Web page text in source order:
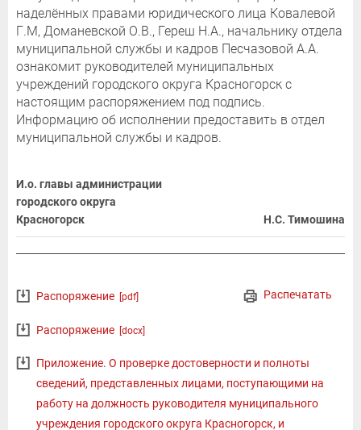
наделённых правами юридического лица Ковалевой
Г.М, Доманевской О.В., Гереш Н.А., начальнику отдела
муниципальной службы и кадров Песчазовой А.А.
ознакомит руководителей муниципальных
учреждений городского округа Красногорск с
настоящим распоряжением под подпись.
Информацию об исполнении предоставить в отдел
муниципальной службы и кадров.
И.о. главы администрации
городского округа
Красногорск
Н.С. Тимошина
Распечатать
Распоряжение [pdf]
Распоряжение [docx]
Приложение. О проверке достоверности и полноты
сведений, представленных лицами, поступающими на
работу на должность руководителя муниципального
учреждения городского округа Красногорск, и